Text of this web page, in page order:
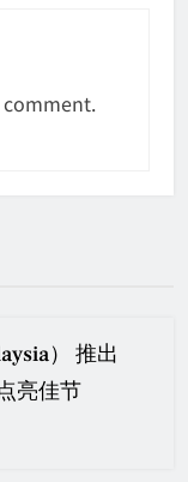
） 推出
亮佳节